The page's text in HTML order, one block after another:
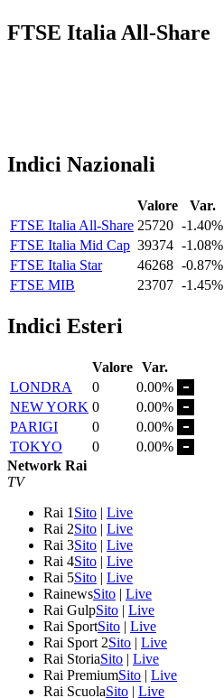
FTSE Italia All-Share
Indici Nazionali
Valore
Var.
FTSE Italia All-Share 25720 -1.40%
FTSE Italia Mid Cap 39374 -1.08%
FTSE Italia Star
46268 -0.87%
FTSE MIB
23707 -1.45%
Indici Esteri
Valore Var.
LONDRA
0
0.00%
NEW YORK 0
0.00%
PARIGI
0
0.00%
TOKYO
0
0.00%
Network Rai
TV
Rai 1 Sito | Live
Rai 2Sito | Live
Rai 3Sito | Live
Rai 4Sito | Live
Rai 5Sito | Live
RainewsSito | Live
Rai GulpSito | Live
Rai SportSito | Live
Rai Sport 2Sito | Live
Rai StoriaSito | Live
Rai PremiumSito | Live
Rai ScuolaSito | Live